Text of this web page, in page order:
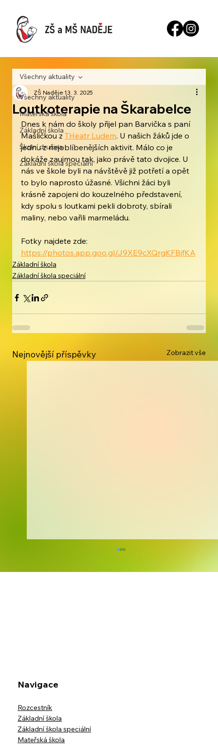
Všechny aktuality
Mateřská škola
Základní škola
Školní družina
Základní škola speciální
Všechny aktuality
Loutkoterapie na Škarabelce
ZŠ Naděje13. 3. 2025
Dnes k nám do školy přijel pan Barvička s paní
Mašličkou z THeatr Ludem. U našich žáků jde o
jednu z nejoblíbenějších aktivit. Málo co je
dokáže zaujmou tak, jako právě tato dvojice. U
nás ve škole byli na návštěvě již potřetí a opět
to bylo naprosto úžasné. Všichni žáci byli
krásně zapojeni do kouzelného představení,
kdy spolu s loutkami pekli dobroty, sbírali
maliny, nebo vařili marmeládu.
Fotky najdete zde:
https://photos.app.goo.gl/J9XE9cXQrgKFBjfKA
Základní škola
Základní škola speciální
Nejnovější příspěvky Zobrazit vše
Navigace
Rozcestník
Základní škola
Základní škola speciální
Mateřská škola